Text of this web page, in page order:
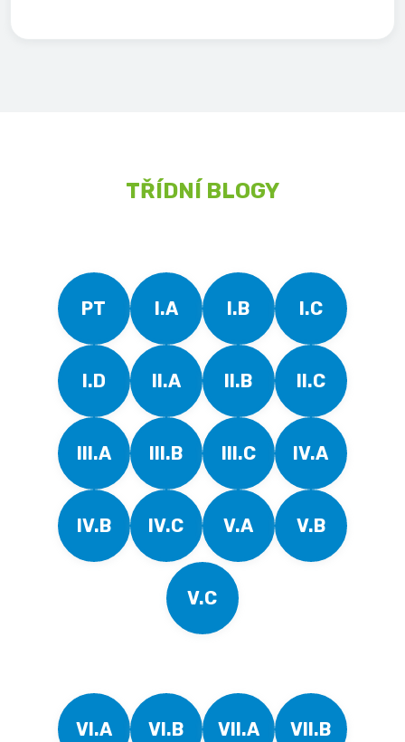
TŘÍDNÍ BLOGY
PT I.A I.B I.C
I.D II.A II.B II.C
III.A III.B III.C IV.A
IV.B IV.C V.A V.B
V.C
VI.A VI.B VII.A VII.B